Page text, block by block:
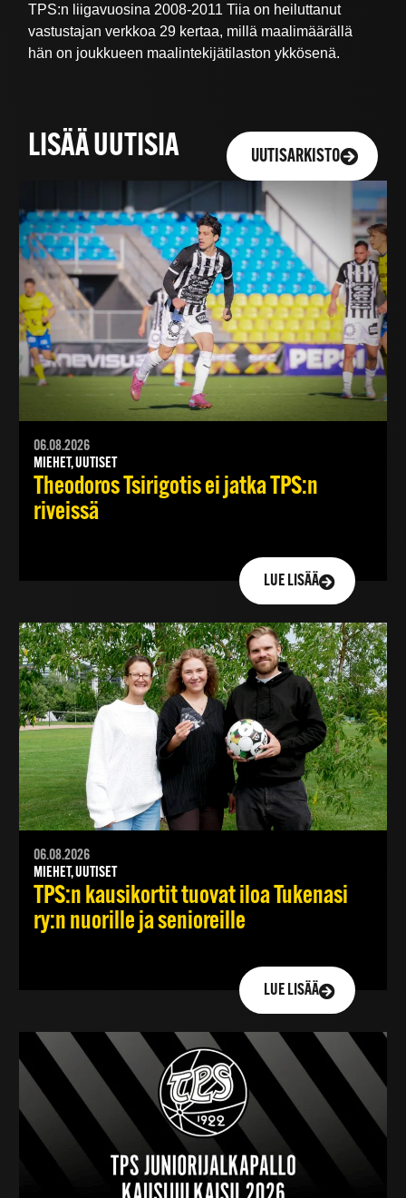
TPS:n liigavuosina 2008-2011 Tiia on heiluttanut
vastustajan verkkoa 29 kertaa, millä maalimäärällä
hän on joukkueen maalintekijätilaston ykkösenä.
LISÄÄ UUTISIA UUTISARKISTO
06.08.2026
MIEHET, UUTISET
Theodoros Tsirigotis ei jatka TPS:n
riveissä
LUE LISÄÄ
06.08.2026
MIEHET, UUTISET
TPS:n kausikortit tuovat iloa Tukenasi
ry:n nuorille ja senioreille
LUE LISÄÄ